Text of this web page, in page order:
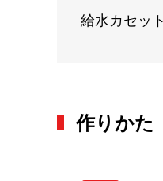
給水カセッ
作りかた